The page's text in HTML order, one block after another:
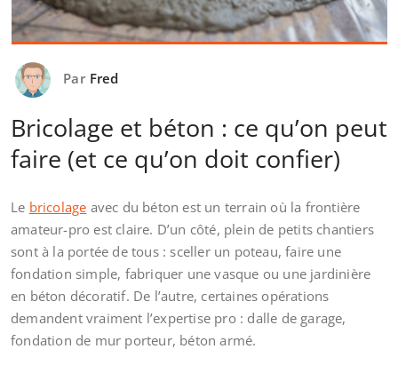
Par Fred
Bricolage et béton : ce qu’on peut
faire (et ce qu’on doit confier)
Le bricolage avec du béton est un terrain où la frontière
amateur-pro est claire. D’un côté, plein de petits chantiers
sont à la portée de tous : sceller un poteau, faire une
fondation simple, fabriquer une vasque ou une jardinière
en béton décoratif. De l’autre, certaines opérations
demandent vraiment l’expertise pro : dalle de garage,
fondation de mur porteur, béton armé.